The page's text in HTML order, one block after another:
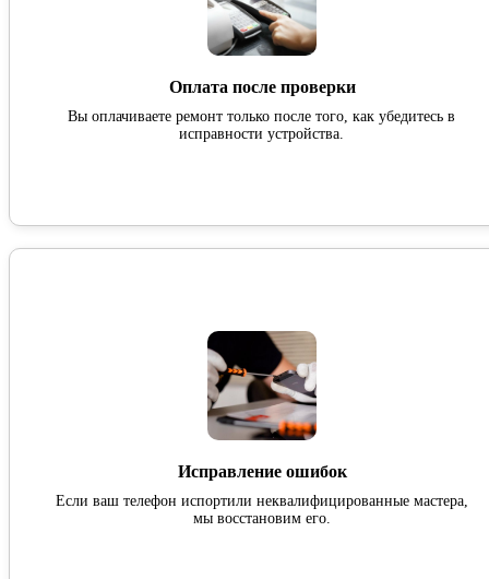
Оплата после проверки
Вы оплачиваете ремонт только после того, как убедитесь в
исправности устройства.
Исправление ошибок
Если ваш телефон испортили неквалифицированные мастера,
мы восстановим его.